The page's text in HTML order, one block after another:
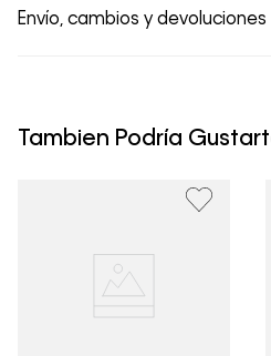
Envío, cambios y devoluciones
un período de 30 días
clientes, no aceptamos
Tambien Podría